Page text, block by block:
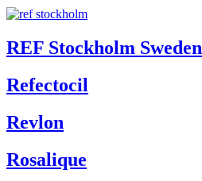
REF Stockholm Sweden
Refectocil
Revlon
Rosalique